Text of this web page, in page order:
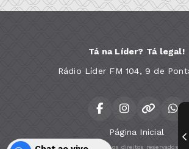
Tá na Líder? Tá legal!
Rádio Líder FM 104, 9 de
Página Inicial
Todos os direitos reservados.